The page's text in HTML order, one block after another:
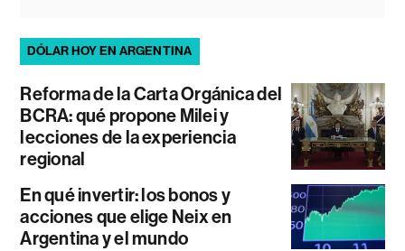
DÓLAR HOY EN ARGENTINA
Reforma de la Carta Orgánica del
BCRA: qué propone Milei y
lecciones de la experiencia
regional
En qué invertir: los bonos y
acciones que elige Neix en
Argentina y el mundo